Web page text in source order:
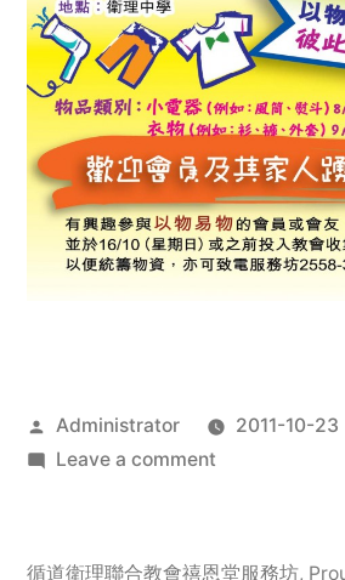
Posted
by
Administrator 2011-10-23
Leave a commenton
服
循道衛理聯合教會禧恩堂服務坊,